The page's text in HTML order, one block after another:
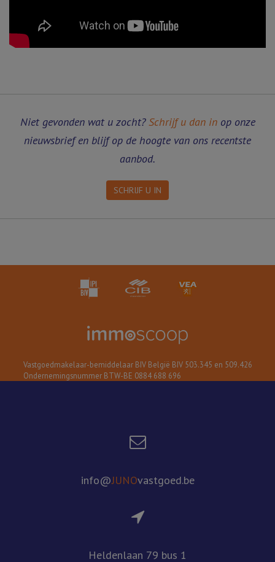
Niet gevonden wat u zocht?Schrijf u dan inop onze
nieuwsbrief en blijf op de hoogte van ons recentste
aanbod.
SCHRIJF U IN
Vastgoedmakelaar-bemiddelaar BIV België BIV 503.345 en 509.426
Ondernemingsnummer BTW-BE 0884 688 696
info@JUNOvastgoed.be
Heldenlaan 79 bus 1